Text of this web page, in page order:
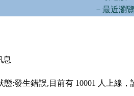
－最近瀏
息
態:發生錯誤,目前有 10001 人上線